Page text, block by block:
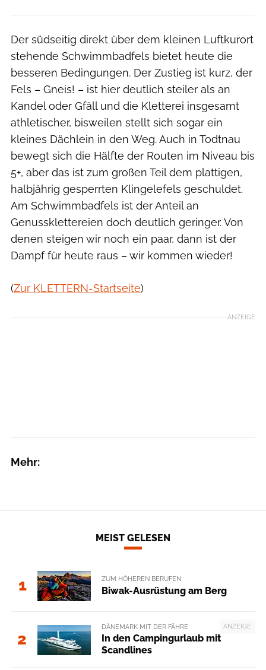
Der südseitig direkt über dem kleinen Luftkurort
stehende Schwimmbadfels bietet heute die
besseren Bedingungen. Der Zustieg ist kurz, der
Fels – Gneis! – ist hier deutlich steiler als an
Kandel oder Gfäll und die Kletterei insgesamt
athletischer, bisweilen stellt sich sogar ein
kleines Dächlein in den Weg. Auch in Todtnau
bewegt sich die Hälfte der Routen im Niveau bis
5+, aber das ist zum großen Teil dem plattigen,
halbjährig gesperrten Klingelefels geschuldet.
Am Schwimmbadfels ist der Anteil an
Genussklettereien doch deutlich geringer. Von
denen steigen wir noch ein paar, dann ist der
Dampf für heute raus – wir kommen wieder!
(Zur KLETTERN-Startseite)
ANZEIGE
Mehr:
MEIST GELESEN
1 ZUM HÖHEREN BERUFEN
Biwak-Ausrüstung am Berg
2
ANZEIGE
DÄNEMARK MIT DER FÄHRE
In den Campingurlaub mit
Scandlines